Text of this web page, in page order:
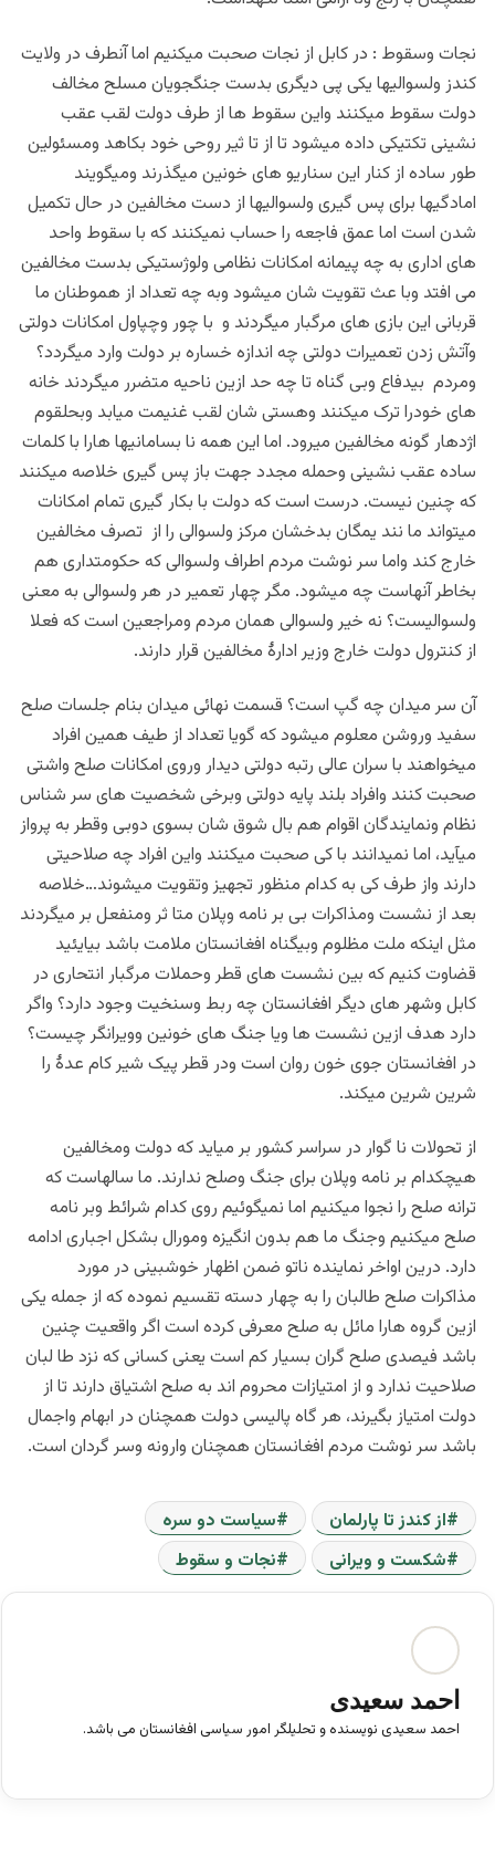
نجات وسقوط : در کابل از نجات صحبت میکنیم اما آنطرف در ولایت
کندز ولسوالیها یکی پی دیگری بدست جنگجویان مسلح مخالف
دولت سقوط میکنند واین سقوط ها از طرف دولت لقب عقب
نشینی تکتیکی داده میشود تا از تا ثیر روحی خود بکاهد ومسئولین
طور ساده از کنار این سناریو های خونین میگذرند ومیگویند
امادگیها برای پس گیری ولسوالیها از دست مخالفین در حال تکمیل
شدن است اما عمق فاجعه را حساب نمیکنند که با سقوط واحد
های اداری به چه پیمانه امکانات نظامی ولوژستیکی بدست مخالفین
می افتد وبا عث تقویت شان میشود وبه چه تعداد از هموطنان ما
قربانی این بازی های مرگبار میگردند و با چور وچپاول امکانات دولتی
وآتش زدن تعمیرات دولتی چه اندازه خساره بر دولت وارد میگردد؟
ومردم بیدفاع وبی گناه تا چه حد ازین ناحیه متضرر میگردند خانه
های خودرا ترک میکنند وهستی شان لقب غنیمت میابد وبحلقوم
اژدهار گونه مخالفین میرود. اما این همه نا بسامانیها هارا با کلمات
ساده عقب نشینی وحمله مجدد جهت باز پس گیری خلاصه میکنند
که چنین نیست. درست است که دولت با بکار گیری تمام امکانات
میتواند ما نند یمگان بدخشان مرکز ولسوالی را از تصرف مخالفین
خارج کند واما سر نوشت مردم اطراف ولسوالی که حکومتداری هم
بخاطر آنهاست چه میشود. مگر چهار تعمیر در هر ولسوالی به معنی
ولسوالیست؟ نه خیر ولسوالی همان مردم ومراجعین است که فعلا
از کنترول دولت خارج وزیر ادارۀ مخالفین قرار دارند.
آن سر میدان چه گپ است؟ قسمت نهائی میدان بنام جلسات صلح
سفید وروشن معلوم میشود که گویا تعداد از طیف همین افراد
میخواهند با سران عالی رتبه دولتی دیدار وروی امکانات صلح واشتی
صحبت کنند وافراد بلند پایه دولتی وبرخی شخصیت های سر شناس
نظام ونمایندگان اقوام هم بال شوق شان بسوی دوبی وقطر به پرواز
میآید، اما نمیدانند با کی صحبت میکنند واین افراد چه صلاحیتی
دارند واز طرف کی به کدام منظور تجهیز وتقویت میشوند…خلاصه
بعد از نشست ومذاکرات بی بر نامه وپلان متا ثر ومنفعل بر میگردند
مثل اینکه ملت مظلوم وبیگناه افغانستان ملامت باشد بیایئید
قضاوت کنیم که بین نشست های قطر وحملات مرگبار انتحاری در
کابل وشهر های دیگر افغانستان چه ربط وسنخیت وجود دارد؟ واگر
دارد هدف ازین نشست ها ویا جنگ های خونین وویرانگر چیست؟
در افغانستان جوی خون روان است ودر قطر پیک شیر کام عدۀ را
شرین شرین میکند.
از تحولات نا گوار در سراسر کشور بر میاید که دولت ومخالفین
هیچکدام بر نامه وپلان برای جنگ وصلح ندارند. ما سالهاست که
ترانه صلح را نجوا میکنیم اما نمیگوئیم روی کدام شرائط وبر نامه
صلح میکنیم وجنگ ما هم بدون انگیزه ومورال بشکل اجباری ادامه
دارد. درین اواخر نماینده ناتو ضمن اظهار خوشبینی در مورد
مذاکرات صلح طالبان را به چهار دسته تقسیم نموده که از جمله یکی
ازین گروه هارا مائل به صلح معرفی کرده است اگر واقعیت چنین
باشد فیصدی صلح گران بسیار کم است یعنی کسانی که نزد طا لبان
صلاحیت ندارد و از امتیازات محروم اند به صلح اشتیاق دارند تا از
دولت امتیاز بگیرند، هر گاه پالیسی دولت همچنان در ابهام واجمال
باشد سر نوشت مردم افغانستان همچنان وارونه وسر گردان است.
از کندز تا پارلمان
سیاست دو سره
شکست و ویرانی
نجات و سقوط
احمد سعیدی
احمد سعیدی نویسنده و تحلیلگر امور سیاسی افغانستان می باشد.
س